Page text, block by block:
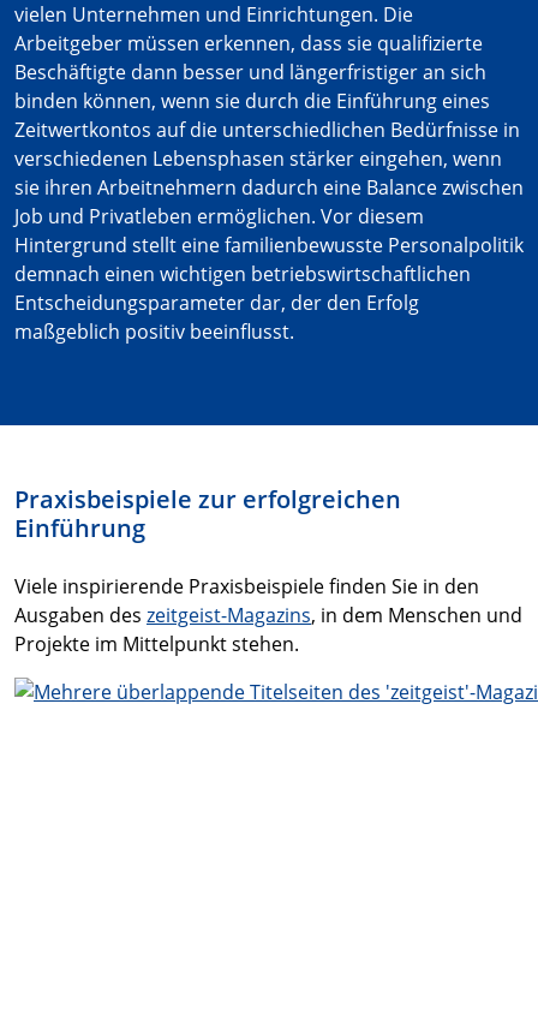
vielen Unternehmen und Einrichtungen. Die
Arbeitgeber müssen erkennen, dass sie qualifizierte
Beschäftigte dann besser und längerfristiger an sich
binden können, wenn sie durch die Einführung eines
Zeitwertkontos auf die unterschiedlichen Bedürfnisse in
verschiedenen Lebensphasen stärker eingehen, wenn
sie ihren Arbeitnehmern dadurch eine Balance zwischen
Job und Privatleben ermöglichen. Vor diesem
Hintergrund stellt eine familienbewusste Personalpolitik
demnach einen wichtigen betriebswirtschaftlichen
Entscheidungsparameter dar, der den Erfolg
maßgeblich positiv beeinflusst.
Praxisbeispiele zur erfolgreichen
Einführung
Viele inspirierende Praxisbeispiele finden Sie in den
Ausgaben des zeitgeist-Magazins, in dem Menschen und
Projekte im Mittelpunkt stehen.